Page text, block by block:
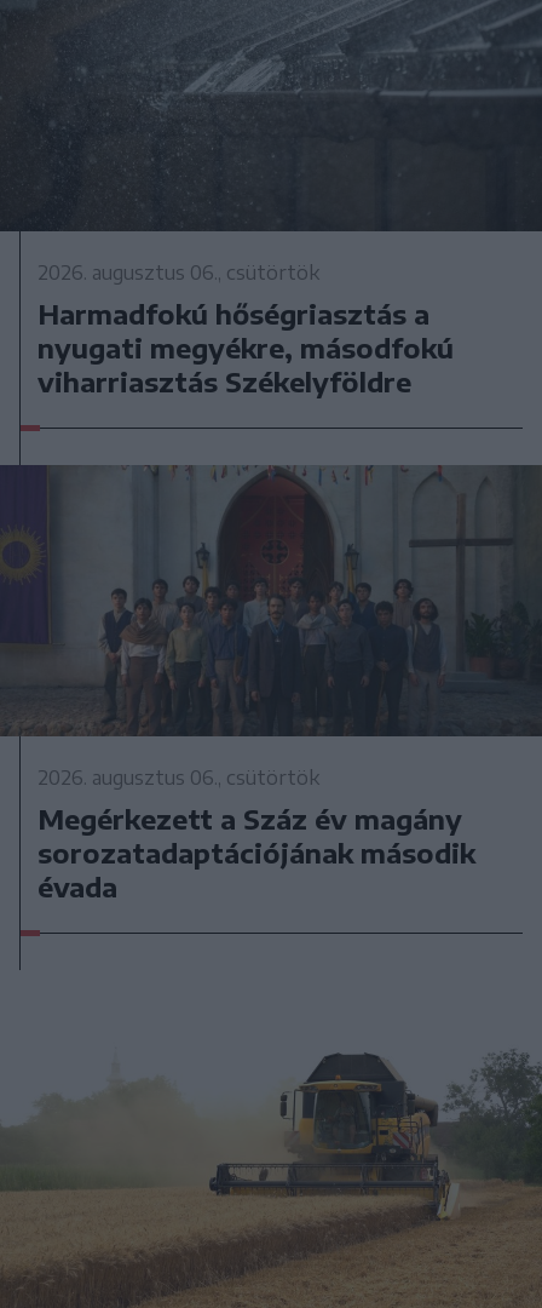
2026. augusztus 06., csütörtök
Harmadfokú hőségriasztás a
nyugati megyékre, másodfokú
viharriasztás Székelyföldre
2026. augusztus 06., csütörtök
Megérkezett a Száz év magány
sorozatadaptációjának második
évada